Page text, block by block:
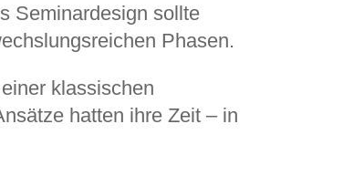
Seminardesign sollte
Phasen.
klassischen
hatten ihre Zeit – in